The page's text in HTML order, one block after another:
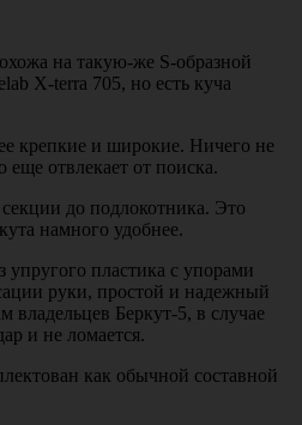
на такую-же S-образной
X-terra 705, но есть куча
крепкие и широкие. Ничего не
отвлекает от поиска.
до подлокотника. Это
намного удобнее.
пластика с упорами
руки, простой и надежный
владельцев Беркут-5, в случае
и не ломается.
как обычной составной